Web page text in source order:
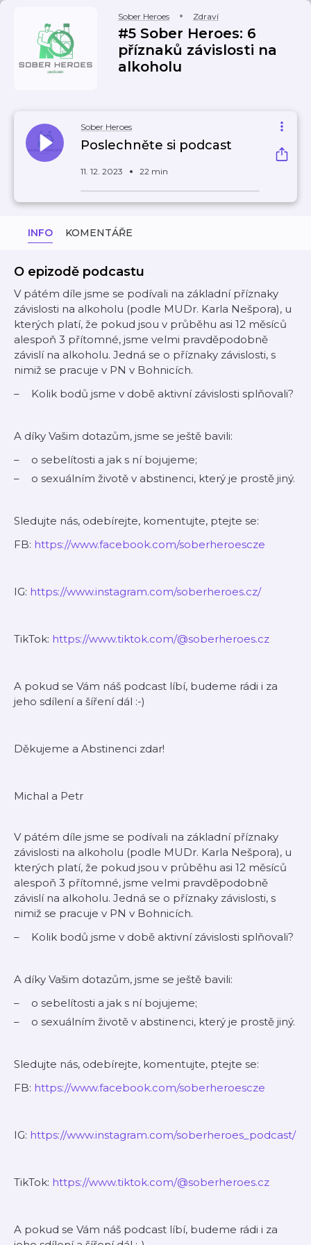
Sober Heroes Zdraví
#5 Sober Heroes: 6
příznaků závislosti na
alkoholu
Sober Heroes
Poslechněte si podcast
11. 12. 2023 22 min
INFO KOMENTÁŘE
O epizodě podcastu
V pátém díle jsme se podívali na základní příznaky
závislosti na alkoholu (podle MUDr. Karla Nešpora), u
kterých platí, že pokud jsou v průběhu asi 12 měsíců
alespoň 3 přítomné, jsme velmi pravděpodobně
závislí na alkoholu. Jedná se o příznaky závislosti, s
nimiž se pracuje v PN v Bohnicích.
Kolik bodů jsme v době aktivní závislosti splňovali?
A díky Vašim dotazům, jsme se ještě bavili:
o sebelítosti a jak s ní bojujeme;
o sexuálním životě v abstinenci, který je prostě jiný.
Sledujte nás, odebírejte, komentujte, ptejte se:
FB: ⁠⁠https://www.facebook.com/soberheroescze⁠⁠
IG: ⁠⁠https://www.instagram.com/soberheroes.cz/⁠⁠
TikTok: ⁠⁠https://www.tiktok.com/@soberheroes.cz⁠⁠
A pokud se Vám náš podcast líbí, budeme rádi i za
jeho sdílení a šíření dál :-)
Děkujeme a Abstinenci zdar!
Michal a Petr
V pátém díle jsme se podívali na základní příznaky
závislosti na alkoholu (podle MUDr. Karla Nešpora), u
kterých platí, že pokud jsou v průběhu asi 12 měsíců
alespoň 3 přítomné, jsme velmi pravděpodobně
závislí na alkoholu. Jedná se o příznaky závislosti, s
nimiž se pracuje v PN v Bohnicích.
Kolik bodů jsme v době aktivní závislosti splňovali?
A díky Vašim dotazům, jsme se ještě bavili:
o sebelítosti a jak s ní bojujeme;
o sexuálním životě v abstinenci, který je prostě jiný.
Sledujte nás, odebírejte, komentujte, ptejte se:
FB: ⁠⁠https://www.facebook.com/soberheroescze⁠⁠
IG: https://www.instagram.com/soberheroes_podcast/
TikTok: ⁠⁠https://www.tiktok.com/@soberheroes.cz⁠⁠
A pokud se Vám náš podcast líbí, budeme rádi i za